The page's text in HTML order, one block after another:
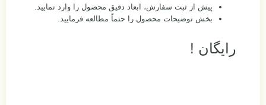
پیش از ثبت سفارش، ابعاد دقیق محصول را وارد نمایید.
بخش توضیحات محصول را حتماً مطالعه فرمایید.
رایگان !